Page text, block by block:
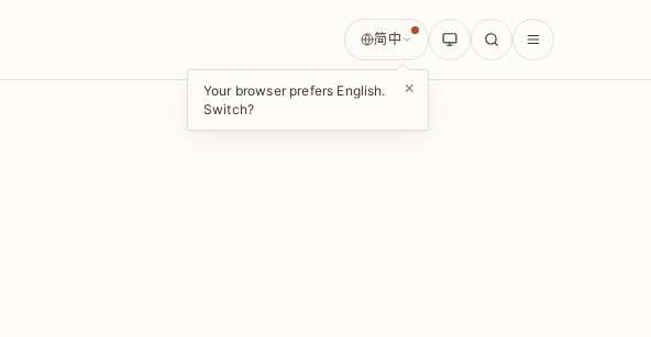
简中
Your browser prefers English.
Switch?
×